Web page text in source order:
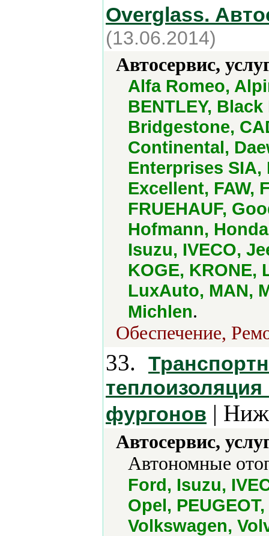
Overglass.
(13.06.2014)
Автосервис,
Alfa Romeo,
BENTLEY,
Bridgestone,
Continental,
Enterprises SIA,
Excellent, FAW,
FRUEHAUF,
Hofmann,
Isuzu, IVECO,
KOGE, KRONE,
LuxAuto, MAN,
Michlen.
Обеспечение,
33.
фургонов |
Автосервис,
Автономные
Ford, Isuzu,
Opel,
Volkswagen,